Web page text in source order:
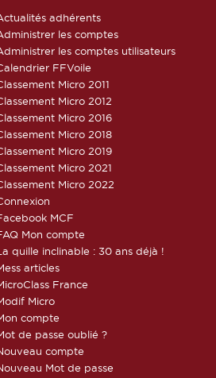
adhérents
les comptes
les comptes utilisateurs
FFVoile
Micro 2011
Micro 2012
Micro 2016
Micro 2018
Micro 2019
Micro 2021
Micro 2022
MCF
Mon compte
quille inclinable : 30 ans déjà !
articles
France
Micro
compte
de passe oublié ?
compte
Mot de passe